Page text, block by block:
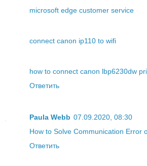
microsoft edge customer service
connect canon ip110 to wifi
how to connect canon lbp6230dw
Ответить
Paula Webb 07.09.2020, 08:30
How to Solve Communication Error
Ответить